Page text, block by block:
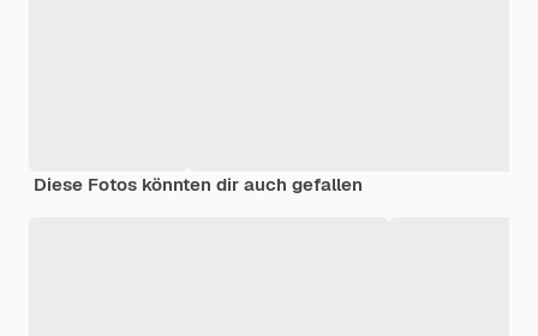
Diese Fotos könnten dir auch gefallen